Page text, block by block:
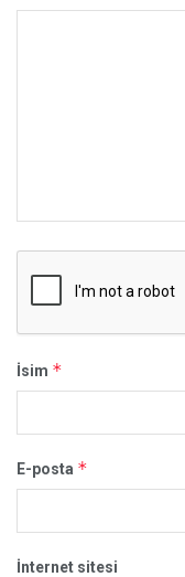
İsim *
E-posta *
İnternet sitesi